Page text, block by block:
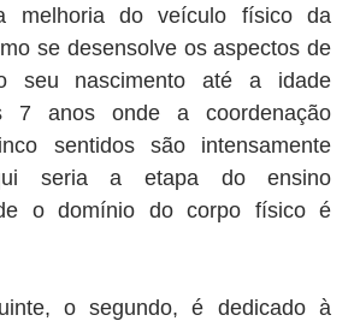
melhoria do veículo físico da
se desensolve os aspectos de
seu nascimento até a idade
7 anos onde a coordenação
sentidos são intensamente
seria a etapa do ensino
o domínio do corpo físico é
o segundo, é dedicado à